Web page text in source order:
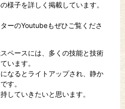
様子を詳しく掲載しています。
ーのYoutubeもぜひご覧くださ
ペースには、多くの技能と技術
います。
なるとライトアップされ、静か
す。
していきたいと思います。